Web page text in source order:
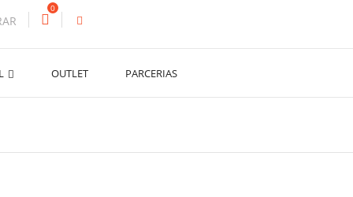
0
OUTLET PARCERIAS